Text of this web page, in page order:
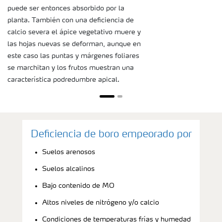
puede ser entonces absorbido por la
planta. También con una deficiencia de
calcio severa el ápice vegetativo muere y
las hojas nuevas se deforman, aunque en
este caso las puntas y márgenes foliares
se marchitan y los frutos muestran una
característica podredumbre apical.
Deficiencia de boro empeorado por
Suelos arenosos
Suelos alcalinos
Bajo contenido de MO
Altos niveles de nitrógeno y/o calcio
Condiciones de temperaturas frías y humedad